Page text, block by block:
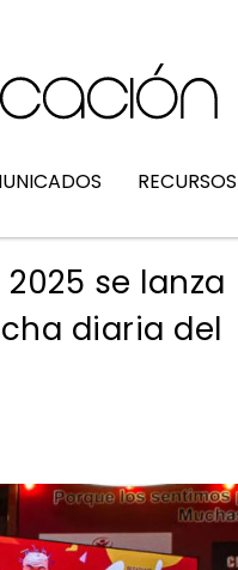
RECURSOS
se lanza
diaria del